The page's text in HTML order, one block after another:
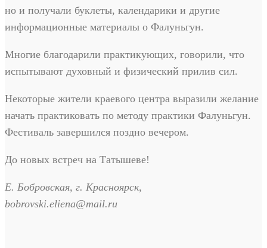
но и получали буклеты, календарики и другие
информационные материалы о Фалуньгун.
Многие благодарили практикующих, говорили, что
испытывают духовный и физический прилив сил.
Некоторые жители краевого центра выразили желание
начать практиковать по методу практики Фалуньгун.
Фестиваль завершился поздно вечером.
До новых встреч на Татышеве!
Е. Бобровская, г. Красноярск,
bobrovski.eliena@mail.ru